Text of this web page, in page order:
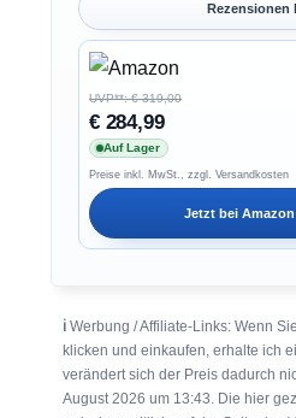
Rezensionen
Ersparnis 11%
UVP**: € 319,00
€ 284,99
Auf Lager
Preise inkl. MwSt., zzgl. Versandkosten
Jetzt bei Amazon
ℹ︎Werbung / Affiliate-Links: Wenn
klicken und einkaufen, erhalte ich
verändert sich der Preis dadurch
August 2026 um 13:43. Die hier